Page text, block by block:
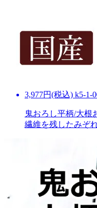
3,977円(税込) k5-1-
鬼おろし平柄/大根
繊維を残したみぞ